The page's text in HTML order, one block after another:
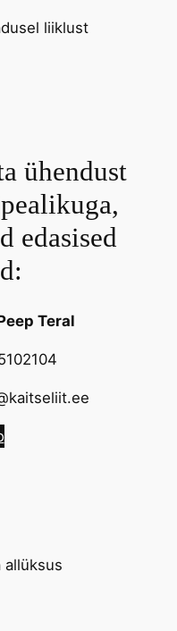
liiklust
ühendust
edasised
Teral
allüksus